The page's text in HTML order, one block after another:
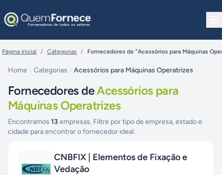
Página Inicial / Categorias / Fornecedores de "Acessórios para Máquinas
Home Categorias Acessórios para Máquinas Operatrizes
Fornecedores deAcessórios para
Máquinas Operatrizes
Encontramos 13 empresas. Filtre por tipo de empresa, estado e
cidade para encontrar o fornecedor ideal.
CNBFIX | Elementos de Fixação e
Vedação